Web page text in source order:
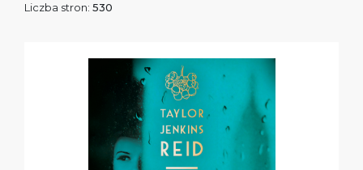
Liczba stron: 530